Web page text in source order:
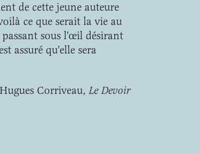
de cette jeune auteure
ce que serait la vie au
passant sous l'œil désirant
assuré qu'elle sera
Hugues Corriveau, Le Devoir